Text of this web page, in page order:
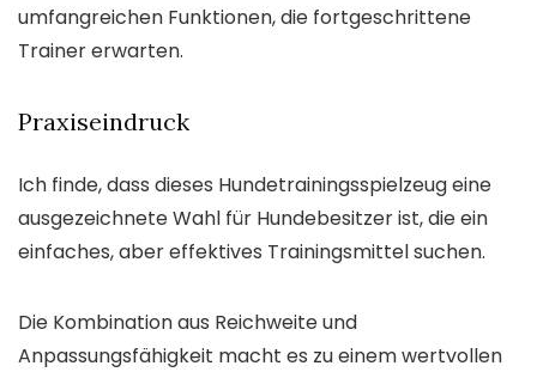
umfangreichen Funktionen, die fortgeschrittene
Trainer erwarten.
Praxiseindruck
Ich finde, dass dieses Hundetrainingsspielzeug eine
ausgezeichnete Wahl für Hundebesitzer ist, die ein
einfaches, aber effektives Trainingsmittel suchen.
Die Kombination aus Reichweite und
Anpassungsfähigkeit macht es zu einem wertvollen